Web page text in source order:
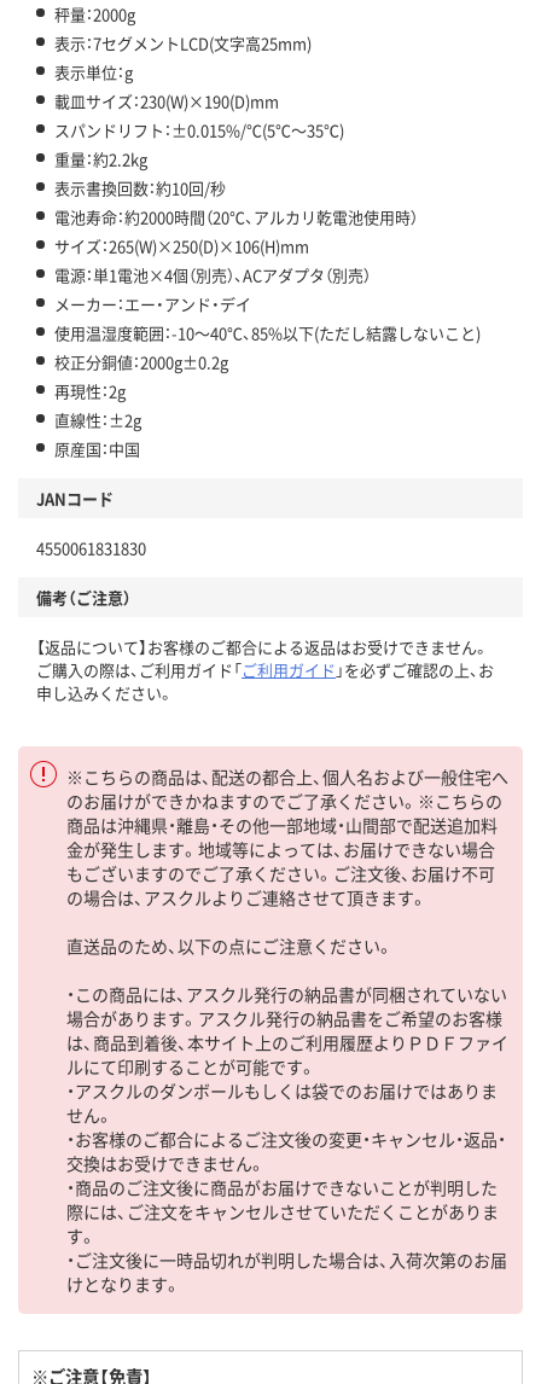
秤量：2000g
表示：7セグメントLCD(文字高25mm)
表示単位：g
載皿サイズ：230(W)×190(D)mm
スパンドリフト：±0.015%/℃(5℃～35℃)
重量：約2.2kg
表示書換回数：約10回/秒
電池寿命：約2000時間（20℃、アルカリ乾電池使用時）
サイズ：265(W)×250(D)×106(H)mm
電源：単1電池×4個（別売）、ACアダプタ（別売）
メーカー：エー・アンド・デイ
使用温湿度範囲：-10～40℃、85%以下(ただし結露しないこと)
校正分銅値：2000g±0.2g
再現性：2g
直線性：±2g
原産国：中国
JANコード
4550061831830
備考（ご注意）
【返品について】お客様のご都合による返品はお受けできません。
ご購入の際は、ご利用ガイド「ご利用ガイド 」を必ずご確認の上、お
申し込みください。
※こちらの商品は、配送の都合上、個人名および一般住宅へ
のお届けができかねますのでご了承ください。※こちらの
商品は沖縄県・離島・その他一部地域・山間部で配送追加料
金が発生します。地域等によっては、お届けできない場合
もございますのでご了承ください。ご注文後、お届け不可
の場合は、アスクルよりご連絡させて頂きます。
直送品のため、以下の点にご注意ください。
・この商品には、アスクル発行の納品書が同梱されていない
場合があります。アスクル発行の納品書をご希望のお客様
は、商品到着後、本サイト上のご利用履歴よりＰＤＦファイ
ルにて印刷することが可能です。
・アスクルのダンボールもしくは袋でのお届けではありま
せん。
・お客様のご都合によるご注文後の変更・キャンセル・返品・
交換はお受けできません。
・商品のご注文後に商品がお届けできないことが判明した
際には、ご注文をキャンセルさせていただくことがありま
す。
・ご注文後に一時品切れが判明した場合は、入荷次第のお届
けとなります。
※ご注意【免責】